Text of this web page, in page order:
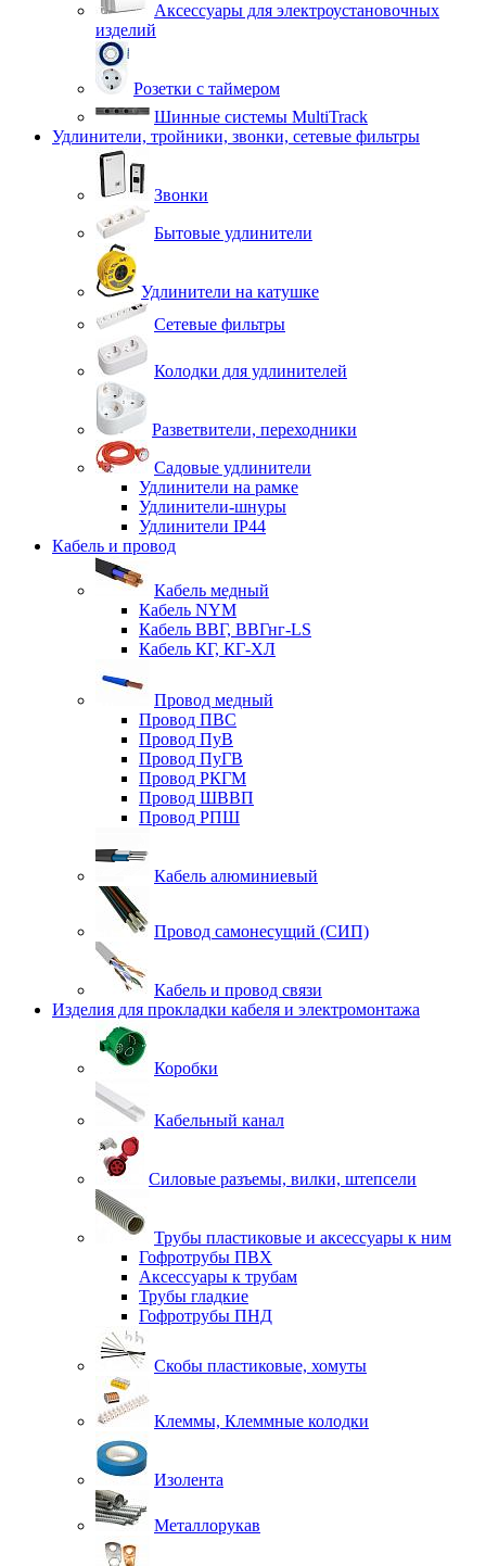
Аксессуары для электроустановочных
изделий
Розетки с таймером
Шинные системы MultiTrack
Удлинители, тройники, звонки, сетевые фильтры
Звонки
Бытовые удлинители
Удлинители на катушке
Сетевые фильтры
Колодки для удлинителей
Разветвители, переходники
Садовые удлинители
Удлинители на рамке
Удлинители-шнуры
Удлинители IP44
Кабель и провод
Кабель медный
Кабель NYM
Кабель ВВГ, ВВГнг-LS
Кабель КГ, КГ-ХЛ
Провод медный
Провод ПВС
Провод ПуВ
Провод ПуГВ
Провод РКГМ
Провод ШВВП
Провод РПШ
Кабель алюминиевый
Провод самонесущий (СИП)
Кабель и провод связи
Изделия для прокладки кабеля и электромонтажа
Коробки
Кабельный канал
Силовые разъемы, вилки, штепсели
Трубы пластиковые и аксессуары к ним
Гофротрубы ПВХ
Аксессуары к трубам
Трубы гладкие
Гофротрубы ПНД
Скобы пластиковые, хомуты
Клеммы, Клеммные колодки
Изолента
Металлорукав